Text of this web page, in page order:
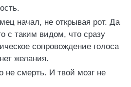
начал, не открывая рот. Да
с таким видом, что сразу
сопровождение голоса
желания.
смерть. И твой мозг не